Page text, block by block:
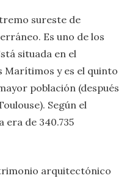
sureste de
Es uno de los
situada en el
Marítimos y es el quinto
población (después
Según el
era de 340.735
arquitectónico